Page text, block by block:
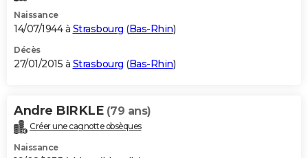
Naissance
14/07/1944 à Strasbourg (Bas-Rhin)
Décès
27/01/2015 à Strasbourg (Bas-Rhin)
Andre BIRKLE (79 ans)
Créer une cagnotte obsèques
Naissance